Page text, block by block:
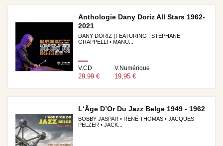
Anthologie Dany Doriz All Stars 1962-
2021
DANY DORIZ (FEATURING : STEPHANE
GRAPPELLI • MANU...
V.CD
29,99 €
V.Numérique
19,95 €
L‘Âge D’Or Du Jazz Belge 1949 - 1962
BOBBY JASPAR • RENÉ THOMAS • JACQUES
PELZER • JACK...